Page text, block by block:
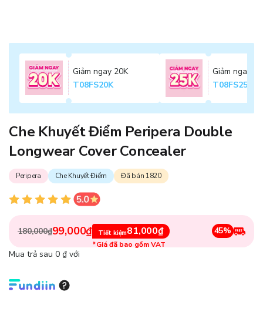
Giảm ngay 20K
T08FS20K
Giảm ngay
T08FS25K
Che Khuyết Điểm Peripera Double
Longwear Cover Concealer
Peripera Che Khuyết Điểm Đã bán 1820
180,000₫99,000₫ Tiết kiệm81,000₫
*Giá đã bao gồm VAT
45%
Mua trả sau 0 ₫ với